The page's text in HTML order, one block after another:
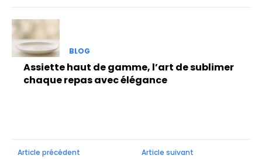
BLOG
Assiette haut de gamme, l’art de sublimer
chaque repas avec élégance
Article précédent Article suivant